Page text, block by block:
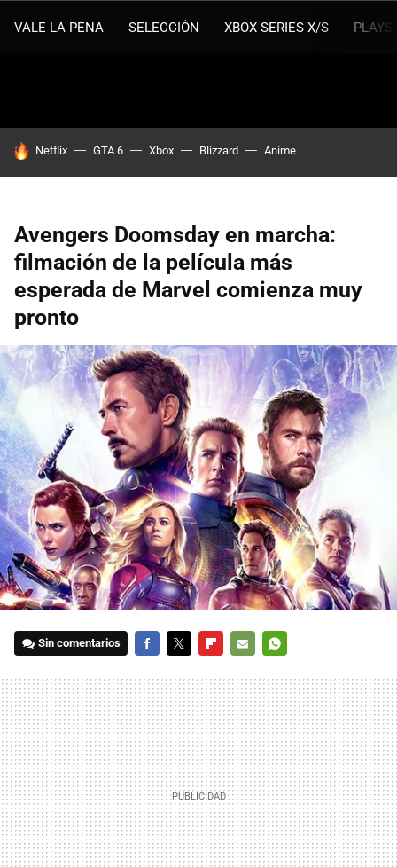
VALE LA PENA SELECCIÓN XBOX SERIES X/S
HOY SE HABLA DE
Netflix GTA 6 Xbox Blizzard Anime
Avengers Doomsday en marcha:
filmación de la película más
esperada de Marvel comienza muy
pronto
Sin comentarios
MAIL